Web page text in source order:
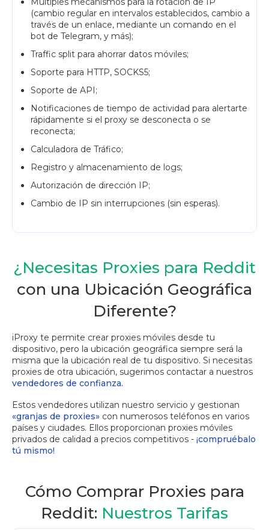
(cambio regular en intervalos establecidos, cambio a
través de un enlace, mediante un comando en el
bot de Telegram, y más);
Traffic split para ahorrar datos móviles;
Soporte para HTTP, SOCKS5;
Soporte de API;
Notificaciones de tiempo de actividad para alertarte
rápidamente si el proxy se desconecta o se
reconecta;
Calculadora de Tráfico;
Registro y almacenamiento de logs;
Autorización de dirección IP;
Cambio de IP sin interrupciones (sin esperas).
¿Necesitas Proxies para Reddit
con una Ubicación Geográfica
Diferente?
iProxy te permite crear proxies móviles desde tu
dispositivo, pero la ubicación geográfica siempre será la
misma que la ubicación real de tu dispositivo. Si necesitas
proxies de otra ubicación, sugerimos contactar a nuestros
vendedores de confianza.
Estos vendedores utilizan nuestro servicio y gestionan
«granjas de proxies» con numerosos teléfonos en varios
países y ciudades. Ellos proporcionan proxies móviles
privados de calidad a precios competitivos - ¡compruébalo
tú mismo!
Cómo Comprar Proxies para
Reddit: Nuestros Tarifas